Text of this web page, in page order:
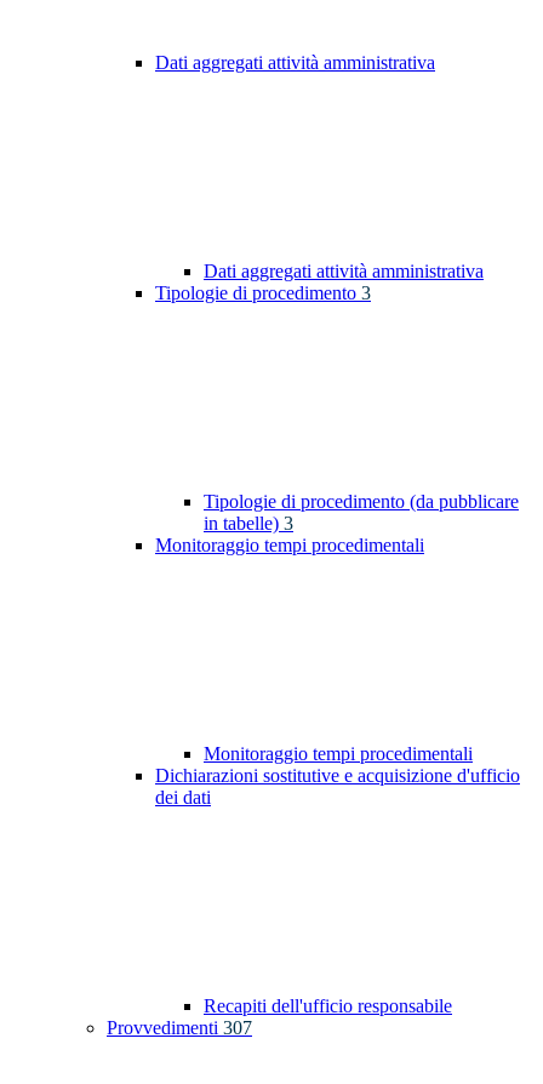
Dati aggregati attività amministrativa
Dati aggregati attività amministrativa
Tipologie di procedimento 3
Tipologie di procedimento (da pubblicare
in tabelle) 3
Monitoraggio tempi procedimentali
Monitoraggio tempi procedimentali
Dichiarazioni sostitutive e acquisizione d'ufficio
dei dati
Recapiti dell'ufficio responsabile
Provvedimenti 307